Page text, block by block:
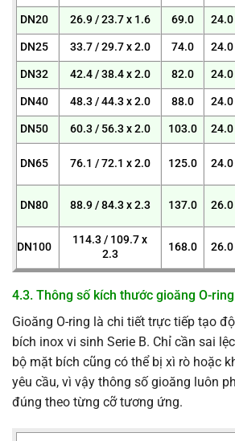
DN20
26.9 / 23.7 x 1.6 69.0 24.0
DN25
33.7 / 29.7 x 2.0 74.0 24.0
DN32
42.4 / 38.4 x 2.0 82.0 24.0
DN40
48.3 / 44.3 x 2.0 88.0 24.0
DN50
60.3 / 56.3 x 2.0 103.0 24.0
DN65 76.1 / 72.1 x 2.0 125.0 24.0
DN80 88.9 / 84.3 x 2.3 137.0 26.0
DN100
114.3 / 109.7 x
2.3
168.0 26.0
4.3. Thông số kích thước gioăng O-
Gioăng O-ring là chi tiết trực tiếp tạo
bích inox vi sinh Serie B. Chỉ cần sai
bộ mặt bích cũng có thể bị xì rò hoặc
yêu cầu, vì vậy thông số gioăng luôn
đúng theo từng cỡ tương ứng.